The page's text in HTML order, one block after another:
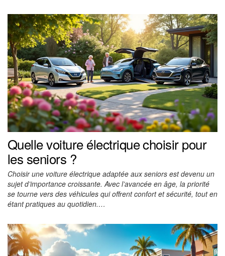
Quelle voiture électrique choisir pour
les seniors ?
Choisir une voiture électrique adaptée aux seniors est devenu un
sujet d’importance croissante. Avec l’avancée en âge, la priorité
se tourne vers des véhicules qui offrent confort et sécurité, tout en
étant pratiques au quotidien.…